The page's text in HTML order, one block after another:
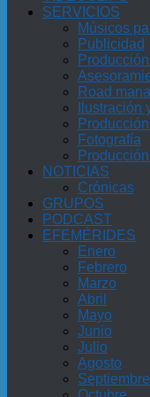
SERVICIOS
Músicos
Publicidad
Road
Ilustración
Fotografía
NOTICIAS
Crónicas
GRUPOS
PODCAST
EFEMÉRIDES
Enero
Febrero
Marzo
Abril
Mayo
Junio
Julio
Agosto
Septiembre